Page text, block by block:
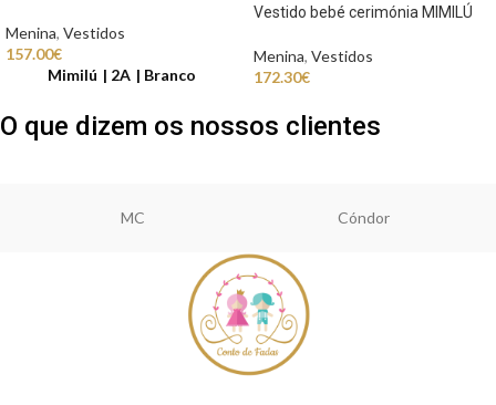
Menina, Vestidos
157.00€
Mimilú
2A Branco
Vestido bebé cerimónia MIMILÚ
Menina, Vestidos
172.30€
O que dizem os nossos clientes
MC Cóndor